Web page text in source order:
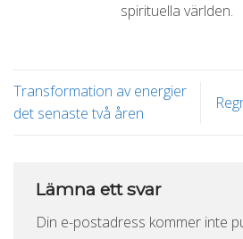
spirituella världen.
Transformation av energier
det senaste två åren
Lämna ett svar
Din e-postadress kommer inte